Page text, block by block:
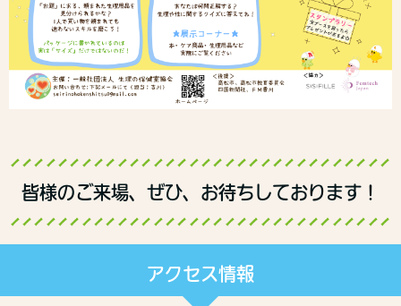
皆様のご来場、ぜひ、お待ちしております！
アクセス情報